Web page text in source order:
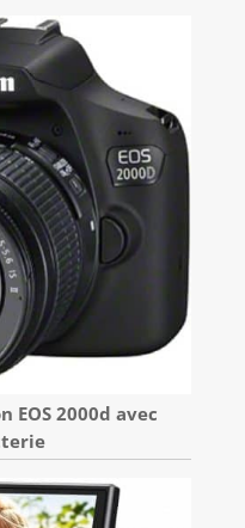
EOS 2000d avec